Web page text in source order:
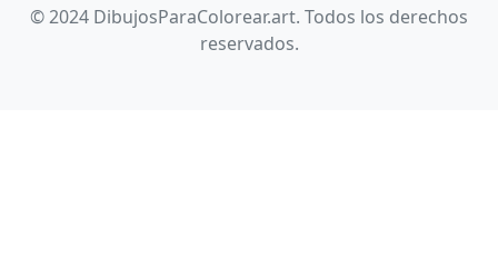
© 2024 DibujosParaColorear.art. Todos los derechos
reservados.